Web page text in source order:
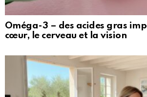
Oméga-3 – des acides gras
cœur, le cerveau et la vision